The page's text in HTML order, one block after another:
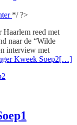
*/ ?>
Haarlem reed met
naar de “Wilde
interview met
Kweek Soep2[…]